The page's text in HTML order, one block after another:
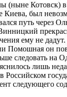
(ныне Котовск)
Киева, был
путь через
ему не
Помошная он
следовать на
лишь
Российском
следующего